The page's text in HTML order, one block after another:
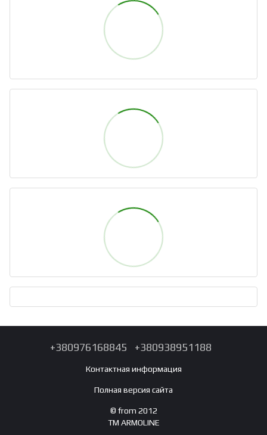
+380976168845 +380938951188
Контактная информация
Полная версия сайта
© from 2012
TM ARMOLINE